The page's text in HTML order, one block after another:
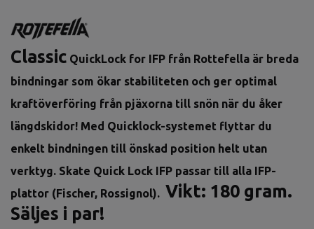
Classic QuickLock for IFP från Rottefella är breda
bindningar som ökar stabiliteten och ger optimal
kraftöverföring från pjäxorna till snön när du åker
längdskidor! Med Quicklock-systemet flyttar du
enkelt bindningen till önskad position helt utan
verktyg. Skate Quick Lock IFP passar till alla IFP-
plattor (Fischer, Rossignol). Vikt: 180 gram.
Säljes i par!